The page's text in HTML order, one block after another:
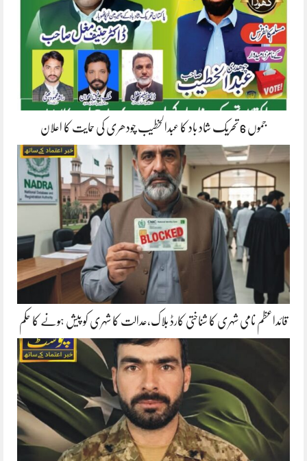
جموں 6 تحریک شاد باد کا عبدالخطیب چودھری کی حمایت کا اعلان
قائداعظم نامی شہری کا شناختی کارڈ بلاک،عدالت کا شہری کو پیش ہونے کا حکم